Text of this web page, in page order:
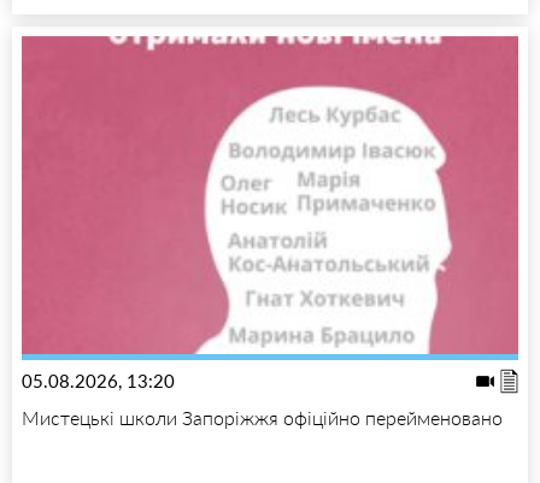
05.08.2026, 13:20
Мистецькі школи Запоріжжя офіційно перейменовано